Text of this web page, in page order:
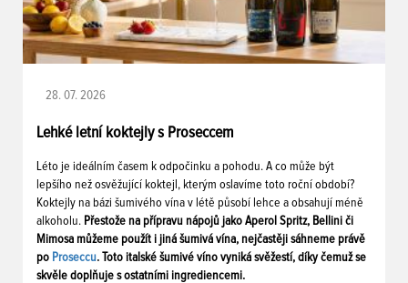
28. 07. 2026
Lehké letní koktejly s Proseccem
Léto je ideálním časem k odpočinku a pohodu. A co může být
lepšího než osvěžující koktejl, kterým oslavíme toto roční období?
Koktejly na bázi šumivého vína v létě působí lehce a obsahují méně
alkoholu. Přestože na přípravu nápojů jako Aperol Spritz, Bellini či
Mimosa můžeme použít i jiná šumivá vína, nejčastěji sáhneme právě
po Proseccu. Toto italské šumivé víno vyniká svěžestí, díky čemuž se
skvěle doplňuje s ostatními ingrediencemi.